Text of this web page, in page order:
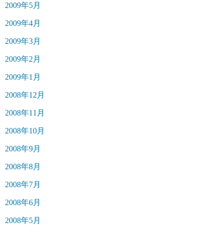
2009年5月
2009年4月
2009年3月
2009年2月
2009年1月
2008年12月
2008年11月
2008年10月
2008年9月
2008年8月
2008年7月
2008年6月
2008年5月